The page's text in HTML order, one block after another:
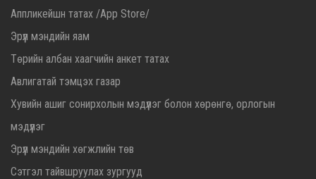
Аппликейшн татах /App Store/
Эрүүл мэндийн яам
Төрийн албан хаагчийн анкет татах
Авлигатай тэмцэх газар
Хувийн ашиг сонирхолын мэдүүлэг болон хөрөнгө, орлогын
мэдүүлэг
Эрүүл мэндийн хөгжлийн төв
Сэтгэл тайвшруулах зургууд